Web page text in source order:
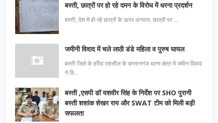
बस्ती, छात्रों पर हो रहे दमन के विरोध में धरना प्रदर्शन
बस्ती, देश में हो रहे छात्रों के ऊपर अन्याय, छात्रों पर …
जमीनी विवाद में चले लाठी डंडे महिला व पुरुष घायल
बस्ती जिले के हर्रैया तहसील के कप्तानगंज थाना क्षेत्र में जमीन विवाद
ने हि…
बस्ती ,एसपी डॉ यशवीर सिंह के निर्देश पर SHO पुरानी
बस्ती शशांक शेखर राय और SWAT टीम को मिली बड़ी
सफलता